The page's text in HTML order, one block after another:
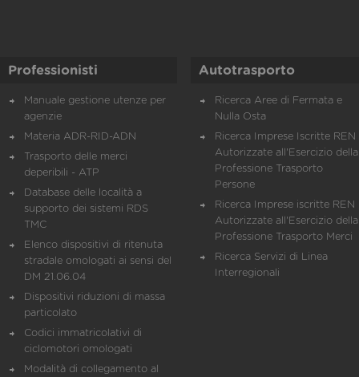
Professionisti
Manuale gestione utenze per
agenzie
Materia ADR-RID-ADN
Trasporto delle merci
deperibili - ATP
Database delle località a
supporto dei sistemi RDS
TMC
Elenco dispositivi di ritenuta
stradale omologati ai sensi del
DM 21.06.04
Dispositivi riduzioni di massa
particolato
Codici immatricolativi di
ciclomotori omologati
Modalità di collegamento al
Autotrasporto
Ricerca Aree di Fermata e
Nulla Osta
Ricerca Imprese Iscritte REN
Autorizzate all'Esercizio della
Professione Trasporto
Persone
Ricerca Imprese iscritte REN
Autorizzate all'Esercizio della
Professione Trasporto Merci
Ricerca Servizi di Linea
Interregionali